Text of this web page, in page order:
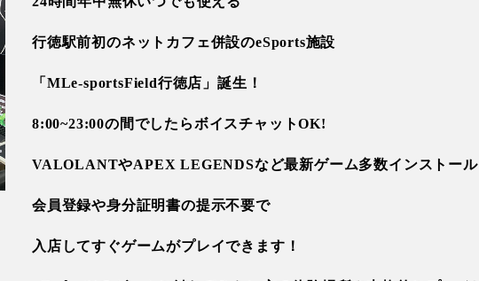
行徳駅前初のネットカフェ併設のeSports施設
「MLe-sportsField行徳店」誕生！
8:00~23:00の間でしたらボイスチャットOK!
VALOLANTやAPEX LEGENDSなど最新ゲーム多数インストー
会員登録や身分証明書の提示不要で
入店してすぐゲームがプレイできます！